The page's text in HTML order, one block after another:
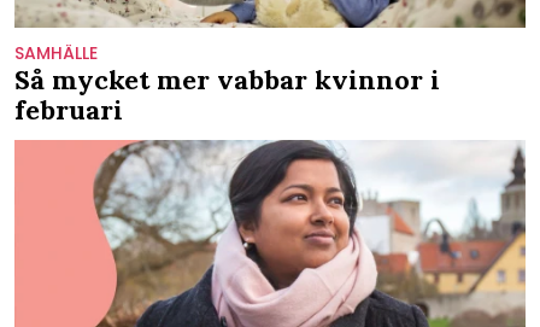
SAMHÄLLE
Så mycket mer vabbar kvinnor i
februari